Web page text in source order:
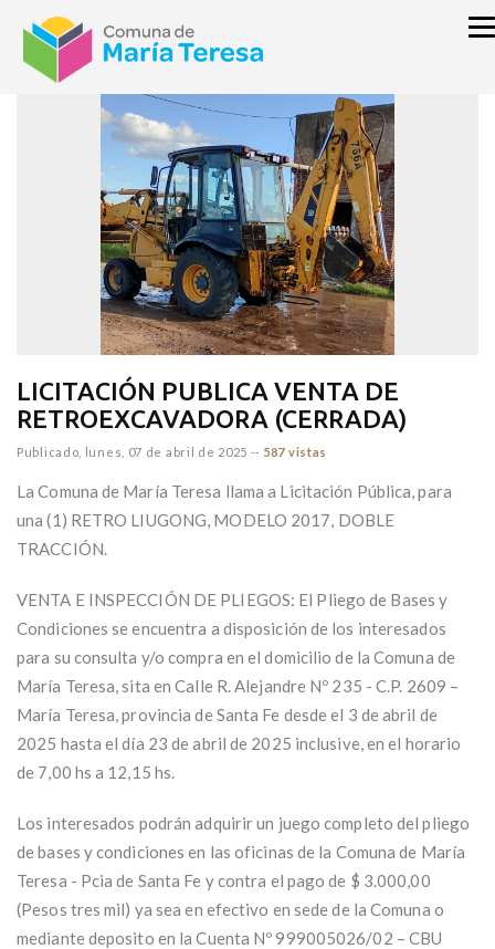
inicio LICITACIONES
LICITACIÓN PUBLICA VENTA DE
RETROEXCAVADORA (CERRADA)
Publicado, lunes, 07 de abril de 2025 -- 587 vistas
La Comuna de María Teresa llama a Licitación Pública, para
una (1) RETRO LIUGONG, MODELO 2017, DOBLE
TRACCIÓN.
VENTA E INSPECCIÓN DE PLIEGOS: El Pliego de Bases y
Condiciones se encuentra a disposición de los interesados
para su consulta y/o compra en el domicilio de la Comuna de
María Teresa, sita en Calle R. Alejandre Nº 235 - C.P. 2609 –
María Teresa, provincia de Santa Fe desde el 3 de abril de
2025 hasta el día 23 de abril de 2025 inclusive, en el horario
de 7,00 hs a 12,15 hs.
Los interesados podrán adquirir un juego completo del pliego
de bases y condiciones en las oficinas de la Comuna de María
Teresa - Pcia de Santa Fe y contra el pago de $ 3.000,00
(Pesos tres mil) ya sea en efectivo en sede de la Comuna o
mediante deposito en la Cuenta Nº 999005026/02 – CBU